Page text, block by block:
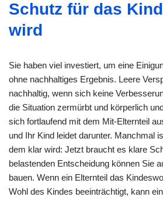
Schutz für das
wird
Sie haben viel investiert, um eine
ohne nachhaltiges Ergebnis. Leere
nachhaltig, wenn sich keine
die Situation zermürbt und körperlich
sich fortlaufend mit dem Mit-Elternteil
und Ihr Kind leidet darunter. Manchmal
dem klar wird: Jetzt braucht es klare
belastenden Entscheidung können Sie
bauen. Wenn ein Elternteil das
Wohl des Kindes beeinträchtigt, kann